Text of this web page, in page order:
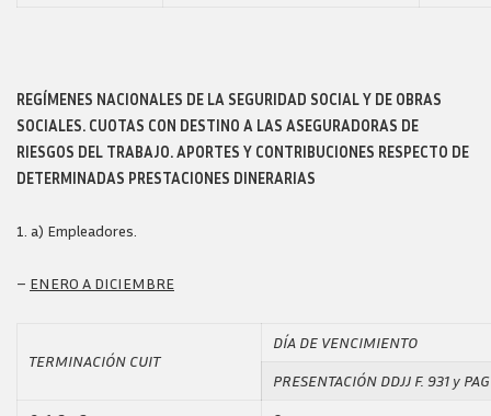
REGÍMENES NACIONALES DE LA SEGURIDAD SOCIAL Y DE OBRAS
SOCIALES. CUOTAS CON DESTINO A LAS ASEGURADORAS DE
RIESGOS DEL TRABAJO. APORTES Y CONTRIBUCIONES RESPECTO DE
DETERMINADAS PRESTACIONES DINERARIAS
a) Empleadores.
– ENERO A DICIEMBRE
TERMINACIÓN CUIT
DÍA DE VENCIMIENTO
PRESENTACIÓN DDJJ F. 931 y